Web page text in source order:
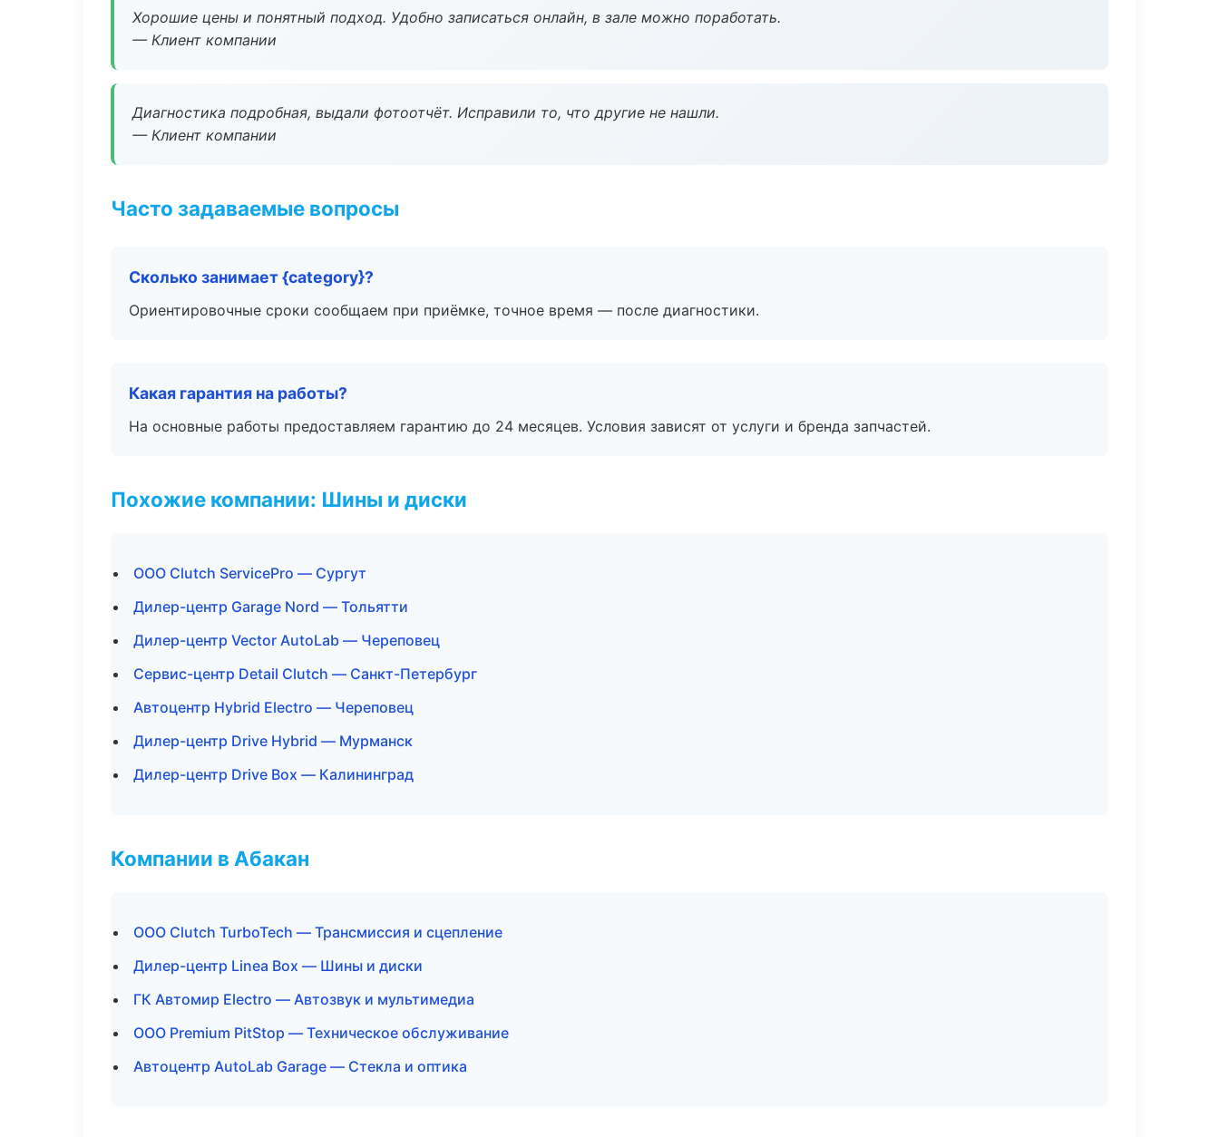
Хорошие цены и понятный подход. Удобно записаться онлайн, в зале можно поработать.
— Клиент компании
Диагностика подробная, выдали фотоотчёт. Исправили то, что другие не нашли.
— Клиент компании
Часто задаваемые вопросы
Сколько занимает {category}?
Ориентировочные сроки сообщаем при приёмке, точное время — после диагностики.
Какая гарантия на работы?
На основные работы предоставляем гарантию до 24 месяцев. Условия зависят от услуги и бренда запчастей.
Похожие компании: Шины и диски
ООО Clutch ServicePro — Сургут
Дилер-центр Garage Nord — Тольятти
Дилер-центр Vector AutoLab — Череповец
Сервис-центр Detail Clutch — Санкт-Петербург
Автоцентр Hybrid Electro — Череповец
Дилер-центр Drive Hybrid — Мурманск
Дилер-центр Drive Box — Калининград
Компании в Абакан
ООО Clutch TurboTech — Трансмиссия и сцепление
Дилер-центр Linea Box — Шины и диски
ГК Автомир Electro — Автозвук и мультимедиа
ООО Premium PitStop — Техническое обслуживание
Автоцентр AutoLab Garage — Стекла и оптика